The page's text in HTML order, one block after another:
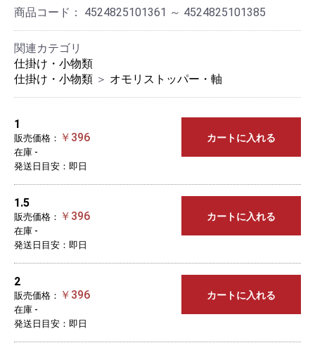
商品コード： 4524825101361 ～ 4524825101385
関連カテゴリ
仕掛け・小物類
仕掛け・小物類 ＞ オモリストッパー・軸
1
販売価格： ￥396
在庫 -
発送日目安：即日
カートに入れる
1.5
販売価格： ￥396
在庫 -
発送日目安：即日
カートに入れる
2
販売価格： ￥396
在庫 -
発送日目安：即日
カートに入れる